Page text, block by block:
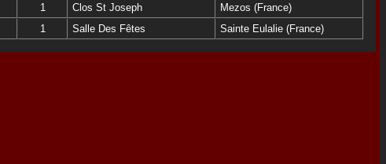
1 Clos St Joseph
Mezos (France)
1 Salle Des Fêtes Sainte Eulalie (France)